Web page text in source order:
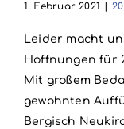
1. Februar 2021
Leider macht
Hoffnungen für
Mit großem
gewohnten
Bergisch